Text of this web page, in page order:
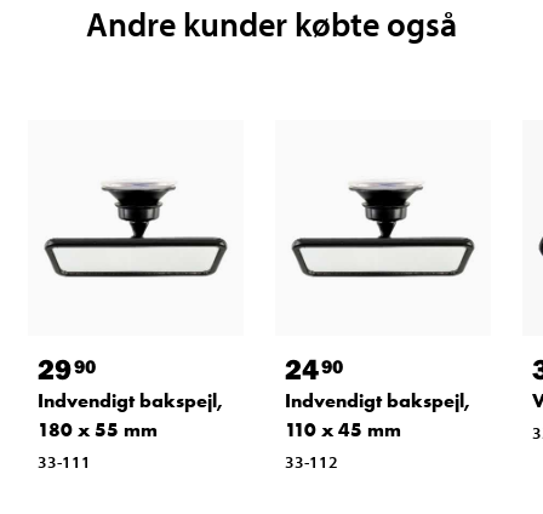
Andre kunder købte også
2990
Indvendigt bakspejl,
180 x 55 mm
33-111
2490
Indvendigt bakspejl,
110 x 45 mm
33-112